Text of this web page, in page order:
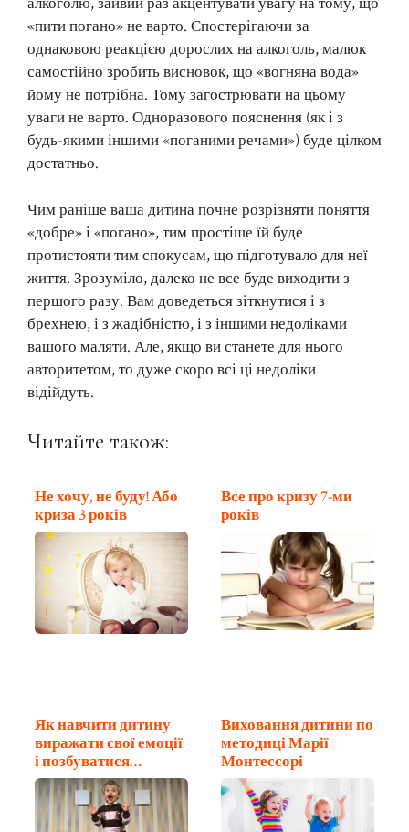
алкоголю, зайвий раз акцентувати увагу на тому, що
«пити погано» не варто. Спостерігаючи за
однаковою реакцією дорослих на алкоголь, малюк
самостійно зробить висновок, що «вогняна вода»
йому не потрібна. Тому загострювати на цьому
уваги не варто. Одноразового пояснення (як і з
будь-якими іншими «поганими речами») буде цілком
достатньо.
Чим раніше ваша дитина почне розрізняти поняття
«добре» і «погано», тим простіше їй буде
протистояти тим спокусам, що підготувало для неї
життя. Зрозуміло, далеко не все буде виходити з
першого разу. Вам доведеться зіткнутися і з
брехнею, і з жадібністю, і з іншими недоліками
вашого маляти. Але, якщо ви станете для нього
авторитетом, то дуже скоро всі ці недоліки
відійдуть.
Читайте також:
Не хочу, не буду! Або
криза 3 років
Все про кризу 7-ми
років
Як навчити дитину
виражати свої емоції
і позбуватися…
Виховання дитини по
методиці Марії
Монтессорі